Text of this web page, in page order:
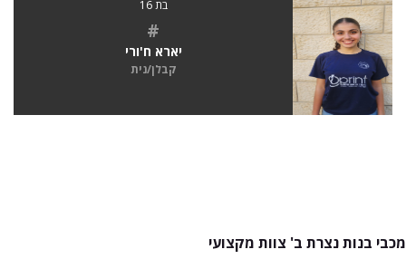
בת 16
#
יארא ח'ורי
קבלן/נית
מכבי בנות נצרת ב' צוות מקצועי